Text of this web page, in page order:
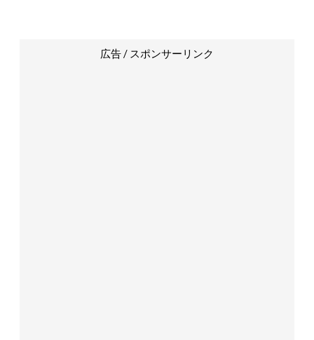
広告 / スポンサーリンク